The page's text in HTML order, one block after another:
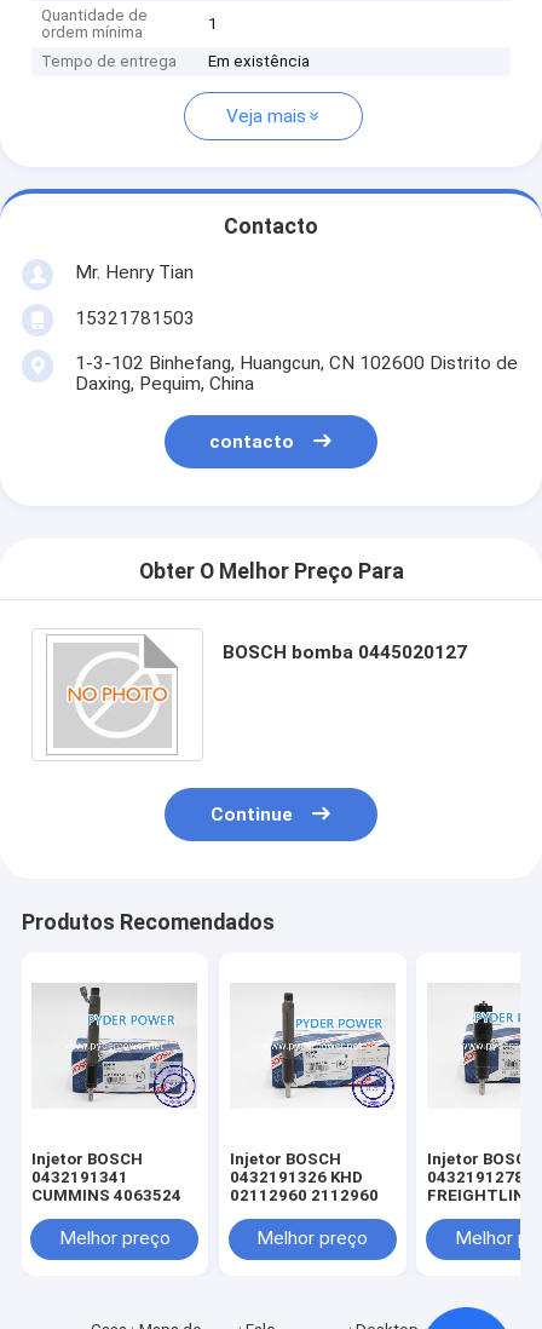
Quantidade de
ordem mínima
1
Tempo de entrega Em existência
Veja mais
Contacto
Mr. Henry Tian
15321781503
1-3-102 Binhefang, Huangcun, CN 102600 Distrito de
Daxing, Pequim, China
contacto
Obter O Melhor Preço Para
BOSCH bomba 0445020127
Continue
Produtos Recomendados
Injetor BOSCH
0432191341
CUMMINS 4063524
Melhor preço
Injetor BOSCH
0432191326 KHD
02112960 2112960
Melhor preço
Injetor BOSCH
0432191278
MINSK
MERCEDES-
A0050177721
0050177721
Melhor